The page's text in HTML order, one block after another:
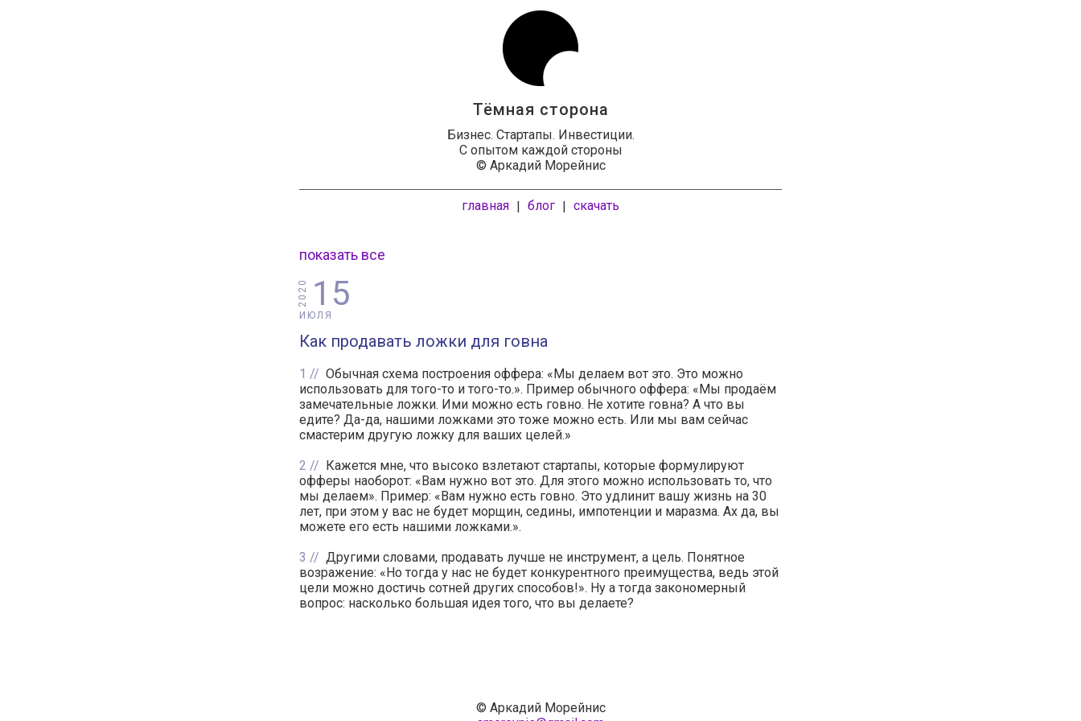
Тёмная сторона
Бизнес. Стартапы. Инвестиции.
С опытом каждой стороны
© Аркадий Морейнис
главная | блог | скачать
показать все
15
ИЮЛЯ
2020
Как продавать ложки для говна
1
Обычная схема построения оффера: «Мы делаем вот это. Это можно
использовать для того-то и того-то.». Пример обычного оффера: «Мы продаём
замечательные ложки. Ими можно есть говно. Не хотите говна? А что вы
едите? Да-да, нашими ложками это тоже можно есть. Или мы вам сейчас
смастерим другую ложку для ваших целей.»
2
Кажется мне, что высоко взлетают стартапы, которые формулируют
офферы наоборот: «Вам нужно вот это. Для этого можно использовать то, что
мы делаем». Пример: «Вам нужно есть говно. Это удлинит вашу жизнь на 30
лет, при этом у вас не будет морщин, седины, импотенции и маразма. Ах да, вы
можете его есть нашими ложками.».
3
Другими словами, продавать лучше не инструмент, а цель. Понятное
возражение: «Но тогда у нас не будет конкурентного преимущества, ведь этой
цели можно достичь сотней других способов!». Ну а тогда закономерный
вопрос: насколько большая идея того, что вы делаете?
© Аркадий Морейнис